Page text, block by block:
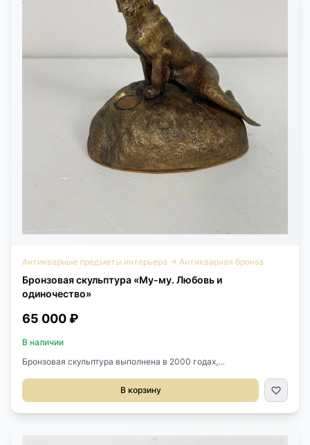
Антикварные предметы интерьера → Антикварная бронза
Бронзовая скульптура «Му-му. Любовь и
одиночество»
65 000 ₽
В наличии
Бронзовая скульптура выполнена в 2000 годах,
Юрия Грымова.Размер 17х12х17h см.Памятник любви и
одиночеству (проект Юрия Грымова и минского скульптора
одиночеству. Онфлер был выбран не случайно, а потому, что
В корзину